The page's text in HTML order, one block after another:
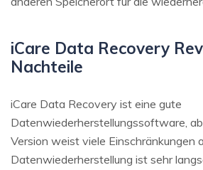
iCare Data Recovery
Nachteile
iCare Data Recovery ist eine gute
Datenwiederherstellungssoftware,
Version weist viele Einschränkungen
Datenwiederherstellung ist sehr